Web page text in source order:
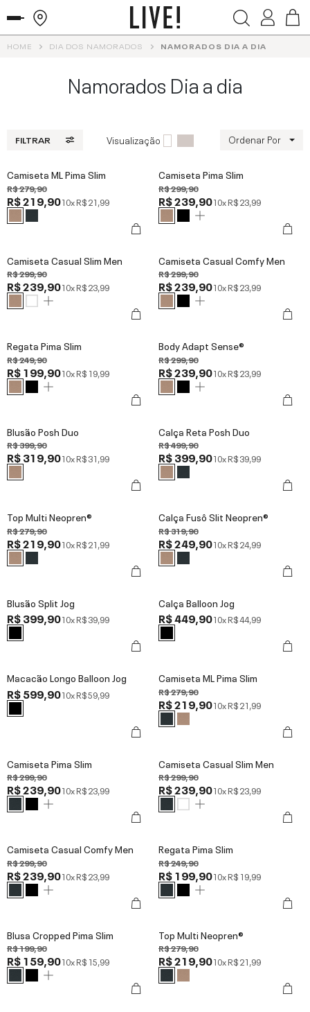
HOME DIA DOS NAMORADOS NAMORADOS DIA A DIA
Namorados Dia a dia
FILTRAR Visualização Ordenar Por
Camiseta ML Pima Slim
R$ 279,90
R$ 219,9010xR$ 21,99
Camiseta Pima Slim
R$ 299,90
R$ 239,9010xR$ 23,99
Camiseta Casual Slim Men
R$ 299,90
R$ 239,9010xR$ 23,99
Camiseta Casual Comfy Men
R$ 299,90
R$ 239,9010xR$ 23,99
Regata Pima Slim
R$ 249,90
R$ 199,9010xR$ 19,99
Body Adapt Sense®
R$ 299,90
R$ 239,9010xR$ 23,99
Blusão Posh Duo
R$ 399,90
R$ 319,9010xR$ 31,99
Calça Reta Posh Duo
R$ 499,90
R$ 399,9010xR$ 39,99
Top Multi Neopren®
R$ 279,90
R$ 219,9010xR$ 21,99
Calça Fusô Slit Neopren®
R$ 319,90
R$ 249,9010xR$ 24,99
Blusão Split Jog
R$ 399,9010xR$ 39,99
Calça Balloon Jog
R$ 449,9010xR$ 44,99
Macacão Longo Balloon Jog
R$ 599,9010xR$ 59,99
Camiseta ML Pima Slim
R$ 279,90
R$ 219,9010xR$ 21,99
Camiseta Pima Slim
R$ 299,90
R$ 239,9010xR$ 23,99
Camiseta Casual Slim Men
R$ 299,90
R$ 239,9010xR$ 23,99
Camiseta Casual Comfy Men
R$ 299,90
R$ 239,9010xR$ 23,99
Regata Pima Slim
R$ 249,90
R$ 199,9010xR$ 19,99
Blusa Cropped Pima Slim
R$ 199,90
R$ 159,9010xR$ 15,99
Top Multi Neopren®
R$ 279,90
R$ 219,9010xR$ 21,99